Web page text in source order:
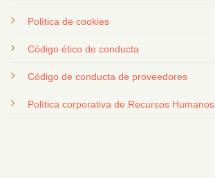
Política de cookies
Código ético de conducta
Código de conducta de proveedores
Política corporativa de Recursos Humanos